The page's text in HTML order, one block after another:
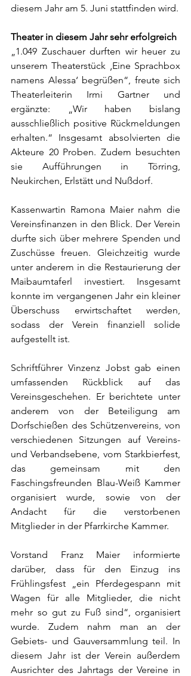
diesem Jahr am 5. Juni stattfinden wird.
Theater in diesem Jahr sehr erfolgreich
„1.049 Zuschauer durften wir heuer zu
unserem Theaterstück ‚Eine Sprachbox
namens Alessa‘ begrüßen“, freute sich
Theaterleiterin Irmi Gartner und
ergänzte: „Wir haben bislang
ausschließlich positive Rückmeldungen
erhalten.“ Insgesamt absolvierten die
Akteure 20 Proben. Zudem besuchten
sie Aufführungen in Törring,
Neukirchen, Erlstätt und Nußdorf.
Kassenwartin Ramona Maier nahm die
Vereinsfinanzen in den Blick. Der Verein
durfte sich über mehrere Spenden und
Zuschüsse freuen. Gleichzeitig wurde
unter anderem in die Restaurierung der
Maibaumtaferl investiert. Insgesamt
konnte im vergangenen Jahr ein kleiner
Überschuss erwirtschaftet werden,
sodass der Verein finanziell solide
aufgestellt ist.
Schriftführer Vinzenz Jobst gab einen
umfassenden Rückblick auf das
Vereinsgeschehen. Er berichtete unter
anderem von der Beteiligung am
Dorfschießen des Schützenvereins, von
verschiedenen Sitzungen auf Vereins-
und Verbandsebene, vom Starkbierfest,
das gemeinsam mit den
Faschingsfreunden Blau-Weiß Kammer
organisiert wurde, sowie von der
Andacht für die verstorbenen
Mitglieder in der Pfarrkirche Kammer.
Vorstand Franz Maier informierte
darüber, dass für den Einzug ins
Frühlingsfest „ein Pferdegespann mit
Wagen für alle Mitglieder, die nicht
mehr so gut zu Fuß sind“, organisiert
wurde. Zudem nahm man an der
Gebiets- und Gauversammlung teil. In
diesem Jahr ist der Verein außerdem
Ausrichter des Jahrtags der Vereine in